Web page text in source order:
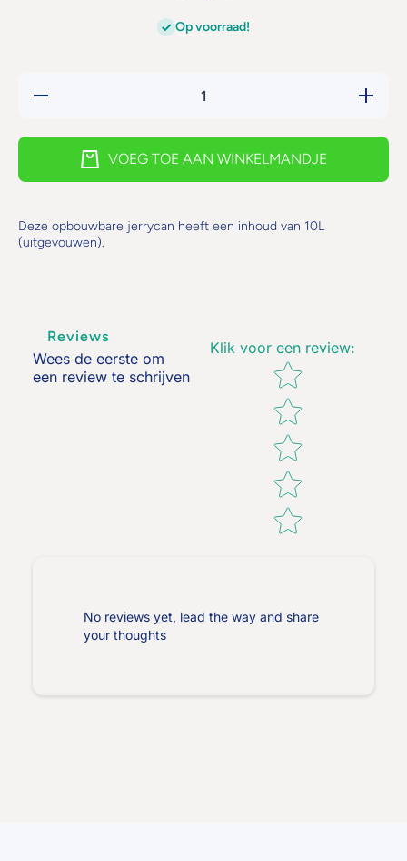
Op voorraad!
Hoeveelheid
Verhoog
VOEG TOE AAN WINKELMANDJE
Deze opbouwbare jerrycan heeft een inhoud van 10L
(uitgevouwen).
Reviews
Wees de eerste om
een review te schrijven
Klik voor een review:
Star rating
No reviews yet, lead the way and share
your thoughts